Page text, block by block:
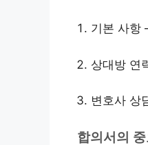
기본 사항
상대방 연
변호사 상
합의서의